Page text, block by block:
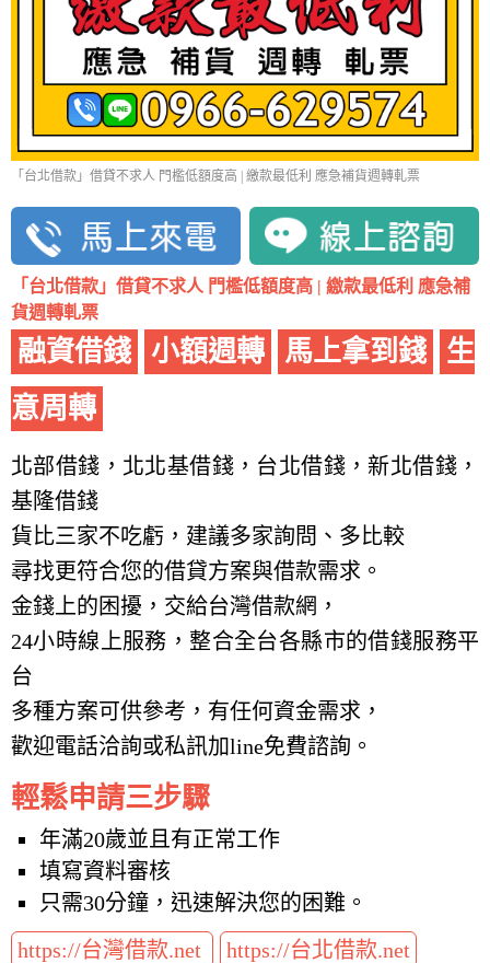
「台北借款」借貸不求人 門檻低額度高 | 繳款最低利 應急補貨週轉軋票
「台北借款」借貸不求人 門檻低額度高 | 繳款最低利 應急補
貨週轉軋票
融資借錢 小額週轉 馬上拿到錢
生
意周轉
北部借錢，北北基借錢，台北借錢，新北借錢，
基隆借錢
貨比三家不吃虧，建議多家詢問、多比較
尋找更符合您的借貸方案與借款需求。
金錢上的困擾，交給台灣借款網，
24小時線上服務，整合全台各縣市的借錢服務平
台
多種方案可供參考，有任何資金需求，
歡迎電話洽詢或私訊加line免費諮詢。
輕鬆申請三步驟
年滿20歲並且有正常工作
填寫資料審核
只需30分鐘，迅速解決您的困難。
https://台灣借款.net
https://台北借款.net